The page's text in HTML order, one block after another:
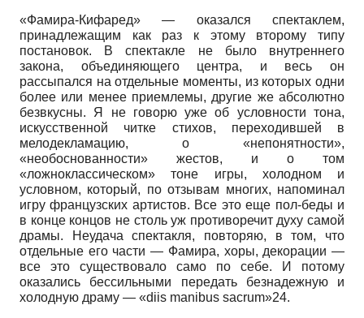
«Фамира-Кифаред» — оказался спектаклем,
принадлежащим как раз к этому второму типу
постановок. В спектакле не было внутреннего
закона, объединяющего центра, и весь он
рассыпался на отдельные моменты, из которых одни
более или менее приемлемы, другие же абсолютно
безвкусны. Я не говорю уже об условности тона,
искусственной читке стихов, переходившей в
мелодекламацию, о «непонятности»,
«необоснованности» жестов, и о том
«ложноклассическом» тоне игры, холодном и
условном, который, по отзывам многих, напоминал
игру французских артистов. Все это еще пол-беды и
в конце концов не столь уж противоречит духу самой
драмы. Неудача спектакля, повторяю, в том, что
отдельные его части — Фамира, хоры, декорации —
все это существовало само по себе. И потому
оказались бессильными передать безнадежную и
холодную драму — «diis manibus sacrum»24.